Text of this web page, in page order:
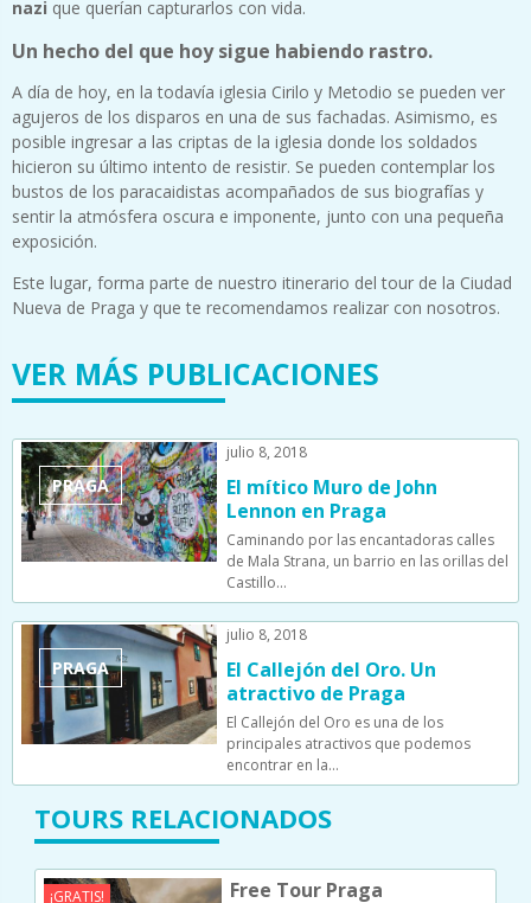
nazi que querían capturarlos con vida.
Un hecho del que hoy sigue habiendo rastro.
A día de hoy, en la todavía iglesia Cirilo y Metodio se pueden ver
agujeros de los disparos en una de sus fachadas. Asimismo, es
posible ingresar a las criptas de la iglesia donde los soldados
hicieron su último intento de resistir. Se pueden contemplar los
bustos de los paracaidistas acompañados de sus biografías y
sentir la atmósfera oscura e imponente, junto con una pequeña
exposición.
Este lugar, forma parte de nuestro itinerario del tour de la Ciudad
Nueva de Praga y que te recomendamos realizar con nosotros.
VER MÁS PUBLICACIONES
PRAGA
julio 8, 2018
El mítico Muro de John
Lennon en Praga
Caminando por las encantadoras calles
de Mala Strana, un barrio en las orillas del
Castillo…
PRAGA
julio 8, 2018
El Callejón del Oro. Un
atractivo de Praga
El Callejón del Oro es una de los
principales atractivos que podemos
encontrar en la…
TOURS RELACIONADOS
¡GRATIS! Free Tour Praga